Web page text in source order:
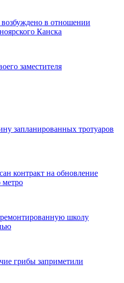
возбуждено в отношении
Канска
заместителя
запланированных тротуаров
контракт на обновление
метро
школу
грибы заприметили